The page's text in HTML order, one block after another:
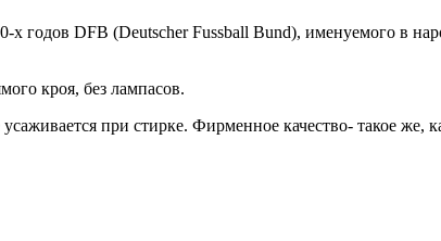
годов DFB (Deutscher Fussball Bund), именуемого в
кроя, без лампасов.
при стирке. Фирменное качество- такое же,